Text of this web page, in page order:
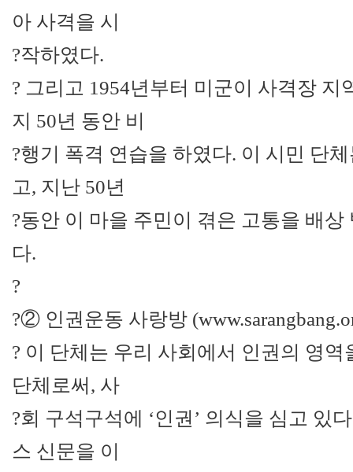
아 사격을 시
?작하였다.
? 그리고 1954년부터 미군이 사격장
지 50년 동안 비
?행기 폭격 연습을 하였다. 이 시민 단
고, 지난 50년
?동안 이 마을 주민이 겪은 고통을 배
다.
?
?② 인권운동 사랑방
? 이 단체는 우리 사회에서 인권의 영
단체로써, 사
?회 구석구석에 ‘인권’ 의식을 심고 있
스 신문을 이